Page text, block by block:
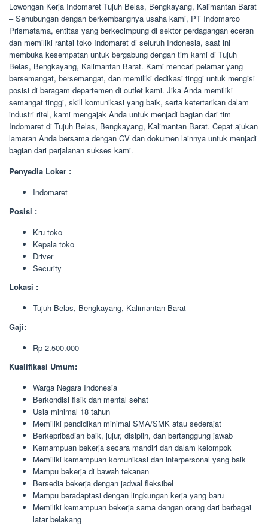
Lowongan Kerja Indomaret Tujuh Belas, Bengkayang, Kalimantan Barat
– Sehubungan dengan berkembangnya usaha kami, PT Indomarco
Prismatama, entitas yang berkecimpung di sektor perdagangan eceran
dan memiliki rantai toko Indomaret di seluruh Indonesia, saat ini
membuka kesempatan untuk bergabung dengan tim kami di Tujuh
Belas, Bengkayang, Kalimantan Barat. Kami mencari pelamar yang
bersemangat, bersemangat, dan memiliki dedikasi tinggi untuk mengisi
posisi di beragam departemen di outlet kami. Jika Anda memiliki
semangat tinggi, skill komunikasi yang baik, serta ketertarikan dalam
industri ritel, kami mengajak Anda untuk menjadi bagian dari tim
Indomaret di Tujuh Belas, Bengkayang, Kalimantan Barat. Cepat ajukan
lamaran Anda bersama dengan CV dan dokumen lainnya untuk menjadi
bagian dari perjalanan sukses kami.
Penyedia Loker :
Indomaret
Posisi :
Kru toko
Kepala toko
Driver
Security
Lokasi :
Tujuh Belas, Bengkayang, Kalimantan Barat
Gaji:
Rp 2.500.000
Kualifikasi Umum:
Warga Negara Indonesia
Berkondisi fisik dan mental sehat
Usia minimal 18 tahun
Memiliki pendidikan minimal SMA/SMK atau sederajat
Berkepribadian baik, jujur, disiplin, dan bertanggung jawab
Kemampuan bekerja secara mandiri dan dalam kelompok
Memiliki kemampuan komunikasi dan interpersonal yang baik
Mampu bekerja di bawah tekanan
Bersedia bekerja dengan jadwal fleksibel
Mampu beradaptasi dengan lingkungan kerja yang baru
Memiliki kemampuan bekerja sama dengan orang dari berbagai
latar belakang